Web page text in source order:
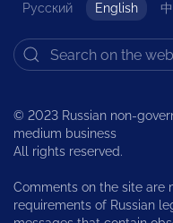
Русский English
© 2023 Russian non-
medium business
All rights reserved.
Comments on the site are
requirements of Russian